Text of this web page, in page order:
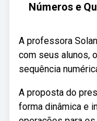
Números e
A professora
com seus alunos,
sequência
A proposta do
forma dinâmica e